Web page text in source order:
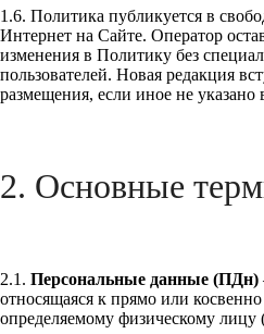
1.6. Политика публикуется в
Интернет на Сайте. Оператор
изменения в Политику без
пользователей. Новая редакция
размещения, если иное не указано
2. Основные
2.1. Персональные данные (ПДн)
относящаяся к прямо или
определяемому физическому лицу